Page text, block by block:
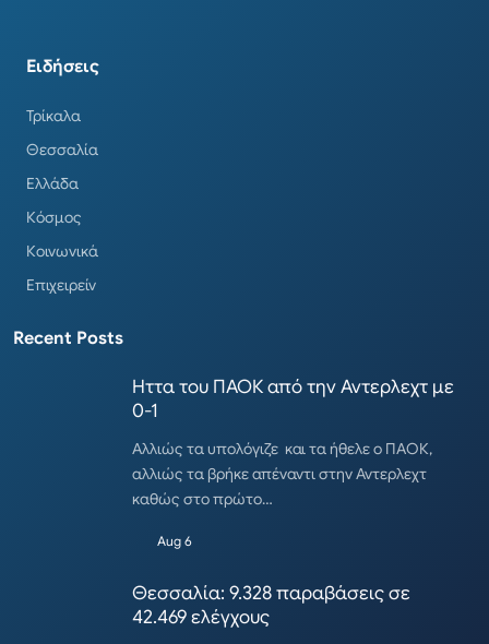
Ειδήσεις
Τρίκαλα
Θεσσαλία
Ελλάδα
Κόσμος
Κοινωνικά
Επιχειρείν
Recent Posts
Ηττα του ΠΑΟΚ από την Αντερλεχτ με
0-1
Αλλιώς τα υπολόγιζε και τα ήθελε ο ΠΑΟΚ,
αλλιώς τα βρήκε απέναντι στην Αντερλεχτ
καθώς στο πρώτο…
Aug 6
Θεσσαλία: 9.328 παραβάσεις σε
42.469 ελέγχους